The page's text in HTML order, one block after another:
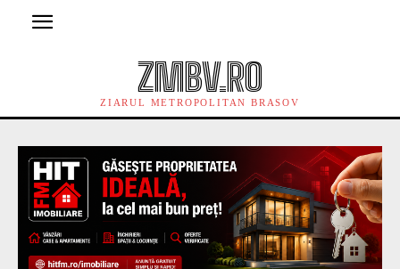
ZMBV.RO
ZIARUL METROPOLITAN BRASOV